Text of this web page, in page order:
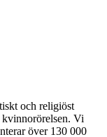
och religiöst
kvinnorörelsen. Vi
över 130 000